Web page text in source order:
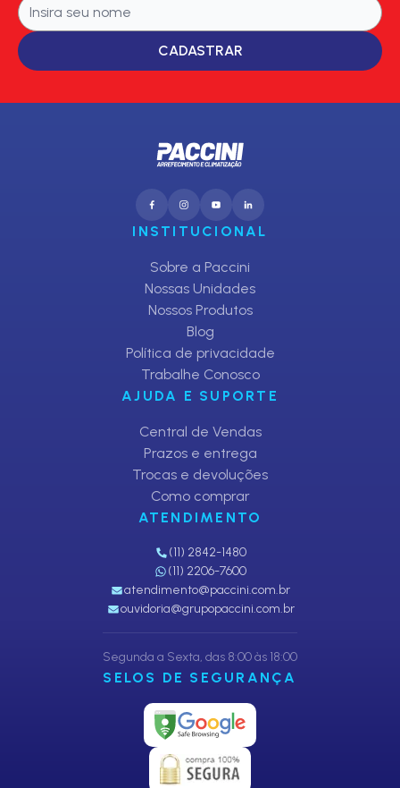
CADASTRAR
INSTITUCIONAL
Sobre a Paccini
Nossas Unidades
Nossos Produtos
Blog
Política de privacidade
Trabalhe Conosco
AJUDA E SUPORTE
Central de Vendas
Prazos e entrega
Trocas e devoluções
Como comprar
ATENDIMENTO
(11) 2842-1480
(11) 2206-7600
atendimento@paccini.com.br
ouvidoria@grupopaccini.com.br
Segunda a Sexta, das 8:00 às 18:00
SELOS DE SEGURANÇA